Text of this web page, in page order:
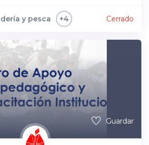
y pesca +4 Cerrado
Guardar